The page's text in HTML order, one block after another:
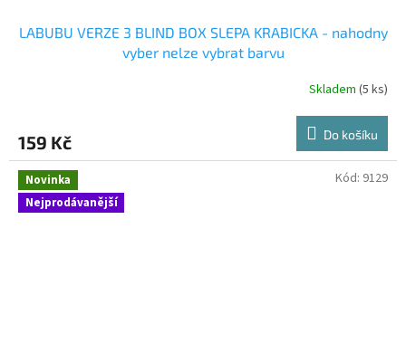
LABUBU VERZE 3 BLIND BOX SLEPA KRABICKA - nahodny
vyber nelze vybrat barvu
Skladem (5 ks)
159 Kč Do košíku
Novinka
Nejprodávanější
Kód: 9129